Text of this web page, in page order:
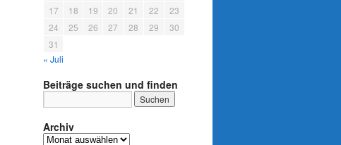
17
18 19 20 21 22
23
24
25 26 27 28 29
30
31
« Juli
Beiträge suchen und finden
Archiv
Archiv